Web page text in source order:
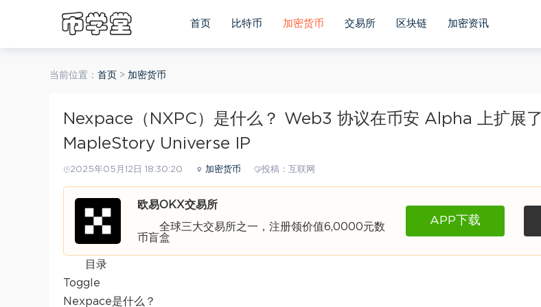
首页 比特币 加密货币 交易所 区块链 加密资讯
当前位置： 首页 > 加密货币
Nexpace（NXPC）是什么？ Web3 协议在币安 Alpha 上扩展了
MapleStory Universe IP
2025年05月12日 18:30:20 加密货币 投稿：互联网
欧易OKX交易所
全球三大交易所之一，注册领价值6,0000元数
币盲盒
APP下载
目录
Toggle
Nexpace是什么？